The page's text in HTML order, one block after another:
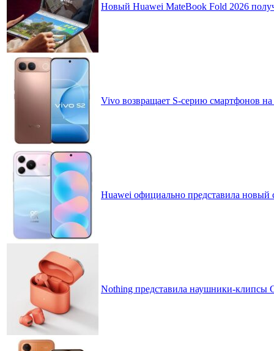
Новый Huawei MateBook Fold 2026
Vivo возвращает S-серию смартфонов
Huawei официально представила
Nothing представила наушники-клипсы